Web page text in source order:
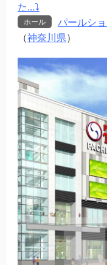
た...⤵
ホール
パールシ
（神奈川県）